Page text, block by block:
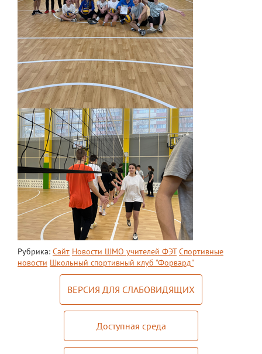
Воспитательная работа
Патриотическое воспитание
Воспитательный отдел
Служба сопровождения
Спортивная жизнь
Органы ГОУО
Безопасность
Социальные партнеры
ОДОД
Документы
Дополнительные образовательные
программы
Театральная студия
Хор "Жаворонок"
Рубрика: Сайт Новости ШМО учителей ФЭТ Спортивные
новости Школьный спортивный клуб "Форвард"
ВЕРСИЯ ДЛЯ СЛАБОВИДЯЩИХ
Доступная среда